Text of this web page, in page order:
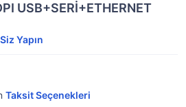
USB+SERİ+ETHERNET
Yapın
Taksit Seçenekleri